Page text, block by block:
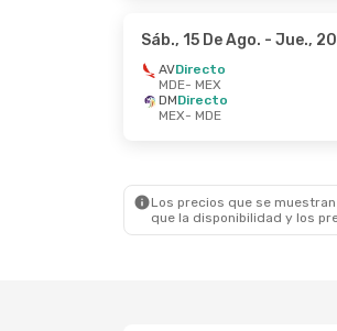
Sáb., 15 De Ago. - Jue.,
AVDirecto
MDE- MEX
DMDirecto
MEX- MDE
Los precios que se
que la disponibilidad y los